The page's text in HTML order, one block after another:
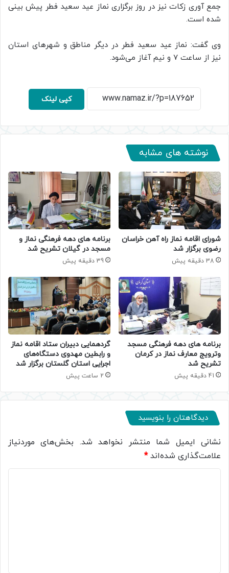
جمع آوری زکات نیز در روز برگزاری نماز عید سعید فطر پیش بینی
شده است.
وی گفت: نماز عید سعید فطر در دیگر مناطق و شهرهای استان
نیز از ساعت ۷ و نیم آغاز می‌شود.
کپی لینک
نوشته های مشابه
شورای اقامه نماز راه آهن خراسان
رضوی برگزار شد
38 دقیقه پیش
برنامه های دهه فرهنگی نماز و
مسجد در گیلان تشریح شد
39 دقیقه پیش
برنامه های دهه فرهنگی مسجد
وترویج معارف نماز در کرمان
تشریح شد
41 دقیقه پیش
گردهمایی دبیران ستاد اقامه نماز
و رابطین مهدوی دستگاه‌های
اجرایی استان گلستان برگزار شد
2 ساعت پیش
دیدگاهتان را بنویسید
نشانی ایمیل شما منتشر نخواهد شد. بخش‌های موردنیاز
علامت‌گذاری شده‌اند*